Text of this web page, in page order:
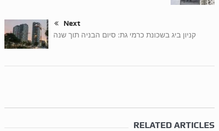
Next
קניון ביג בשכונת כרמי גת: סיום הבניה תוך שנה
RELATED ARTICLES